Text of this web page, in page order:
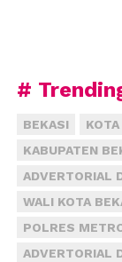
#
BEKASI
KABUPATEN
ADVERTORIAL
WALI KOTA
POLRES
ADVERTORIAL